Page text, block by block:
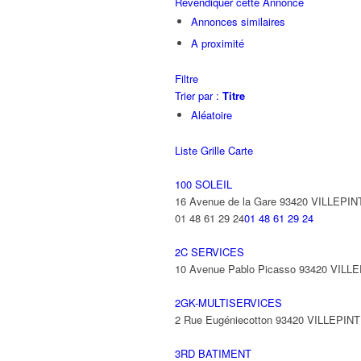
Annonces similaires
A proximité
Filtre
Trier par : Titre
Aléatoire
Liste Grille Carte
100 SOLEIL
16 Avenue de la Gare 93420
01 48 61 29 2401 48 61 29 24
2C SERVICES
10 Avenue Pablo Picasso 93420
2GK-MULTISERVICES
2 Rue Eugéniecotton 93420
3RD BATIMENT